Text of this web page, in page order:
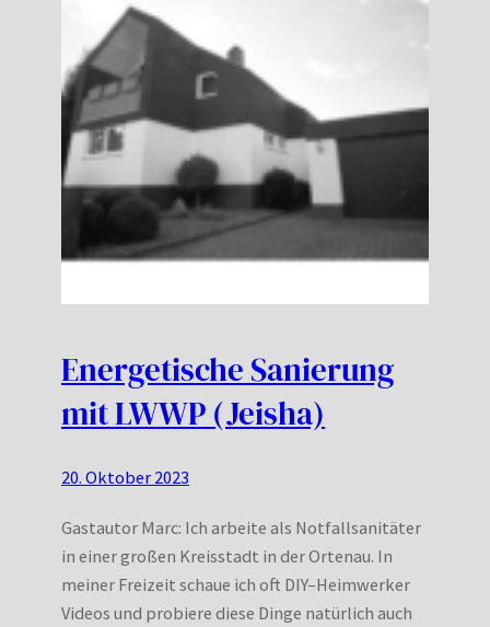
Energetische Sanierung
mit LWWP (Jeisha)
20. Oktober 2023
Gastautor Marc: Ich arbeite als Notfallsanitäter
in einer großen Kreisstadt in der Ortenau. In
meiner Freizeit schaue ich oft DIY–Heimwerker
Videos und probiere diese Dinge natürlich auch